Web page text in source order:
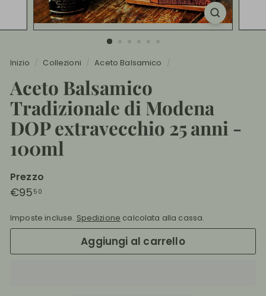
Inizio Collezioni Aceto Balsamico
Aceto Balsamico
Tradizionale di Modena
DOP extravecchio 25 anni -
100ml
Prezzo
Prezzo
listino
€95 50€95,50
Imposte incluse. Spedizione calcolata alla cassa.
Aggiungi al carrello